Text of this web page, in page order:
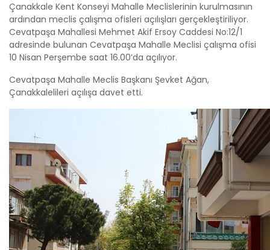
Çanakkale Kent Konseyi Mahalle Meclislerinin kurulmasının
ardından meclis çalışma ofisleri açılışları gerçekleştiriliyor.
Cevatpaşa Mahallesi Mehmet Akif Ersoy Caddesi No:12/1
adresinde bulunan Cevatpaşa Mahalle Meclisi çalışma ofisi
10 Nisan Perşembe saat 16.00’da açılıyor.
Cevatpaşa Mahalle Meclis Başkanı Şevket Ağan,
Çanakkalelileri açılışa davet etti.